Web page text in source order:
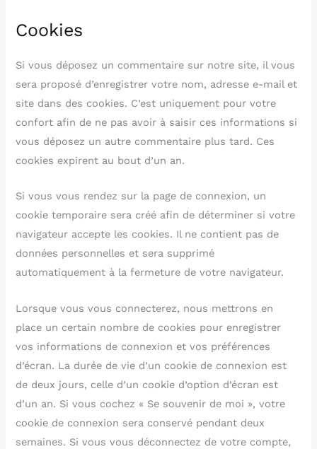
Cookies
Si vous déposez un commentaire sur notre site, il vous
sera proposé d’enregistrer votre nom, adresse e-mail et
site dans des cookies. C’est uniquement pour votre
confort afin de ne pas avoir à saisir ces informations si
vous déposez un autre commentaire plus tard. Ces
cookies expirent au bout d’un an.
Si vous vous rendez sur la page de connexion, un
cookie temporaire sera créé afin de déterminer si votre
navigateur accepte les cookies. Il ne contient pas de
données personnelles et sera supprimé
automatiquement à la fermeture de votre navigateur.
Lorsque vous vous connecterez, nous mettrons en
place un certain nombre de cookies pour enregistrer
vos informations de connexion et vos préférences
d’écran. La durée de vie d’un cookie de connexion est
de deux jours, celle d’un cookie d’option d’écran est
d’un an. Si vous cochez « Se souvenir de moi », votre
cookie de connexion sera conservé pendant deux
semaines. Si vous vous déconnectez de votre compte,